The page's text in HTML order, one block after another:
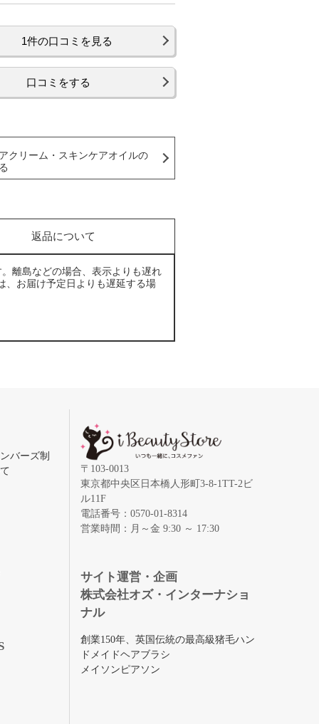
1件の口コミを見る
口コミをする
クリーム・スキンケアオイルの
返品について
離島などの場合、表示よりも遅れ
、お届け予定日よりも遅延する場
バーズ制
〒103-0013
東京都中央区日本橋人形町3-8-1TT-2ビ
ル11F
電話番号：0570-01-8314
営業時間：月～金 9:30 ～ 17:30
サイト運営・企画
株式会社オズ・インターナショ
ナル
創業150年、英国伝統の最高級猪毛ハン
ドメイドヘアブラシ
メイソンピアソン